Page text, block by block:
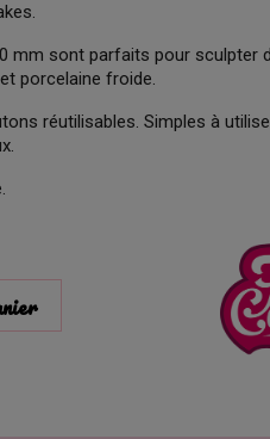
mm sont parfaits pour sculpter
porcelaine froide.
réutilisables. Simples à